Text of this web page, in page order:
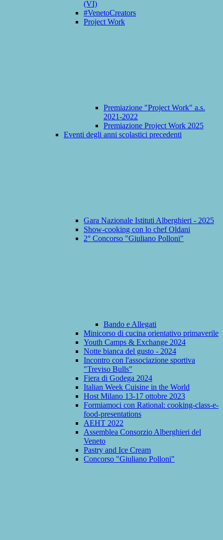
(VI)
#VenetoCreators
Project Work
Premiazione "Project Work" a.s.
2021-2022
Premiazione Project Work 2025
Eventi degli anni scolastici precedenti
Gara Nazionale Istituti Alberghieri - 2025
Show-cooking con lo chef Oldani
2° Concorso "Giuliano Polloni"
Bando e Allegati
Minicorso di cucina orientativo primaverile
Youth Camps & Exchange 2024
Notte bianca del gusto - 2024
Incontro con l'associazione sportiva
"Treviso Bulls"
Fiera di Godega 2024
Italian Week Cuisine in the World
Host Milano 13-17 ottobre 2023
Formiamoci con Rational: cooking-class-e-
food-presentations
AEHT 2022
Assemblea Consorzio Alberghieri del
Veneto
Pastry and Ice Cream
Concorso "Giuliano Polloni"